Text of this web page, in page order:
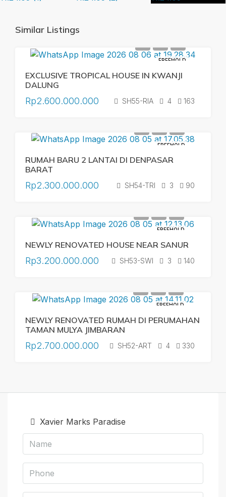
Similar Listings
FREEHOLD
EXCLUSIVE TROPICAL HOUSE IN KWANJI
DALUNG
Rp2.600.000.000 SH55-RIA 4 163
FREEHOLD
RUMAH BARU 2 LANTAI DI DENPASAR
BARAT
Rp2.300.000.000 SH54-TRI 3 90
FREEHOLD
NEWLY RENOVATED HOUSE NEAR SANUR
Rp3.200.000.000 SH53-SWI 3 140
FREEHOLD
NEWLY RENOVATED RUMAH DI PERUMAHAN
TAMAN MULYA JIMBARAN
Rp2.700.000.000 SH52-ART 4 330
Xavier Marks Paradise